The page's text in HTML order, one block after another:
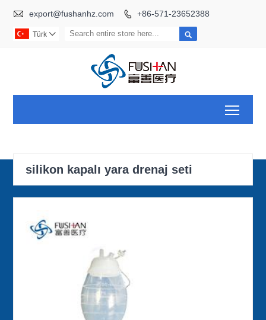
 export@fushanhz.com  +86-571-23652388

Türk 
silikon kapalı yara drenaj seti